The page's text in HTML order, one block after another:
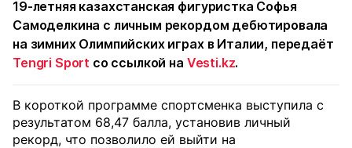
19-летняя казахстанская фигуристка Софья
Самоделкина с личным рекордом дебютировала
на зимних Олимпийских играх в Италии, передаёт
Tengri Sport со ссылкой на Vesti.kz.
В короткой программе спортсменка выступила с
результатом 68,47 балла, установив личный
рекорд, что позволило ей выйти на